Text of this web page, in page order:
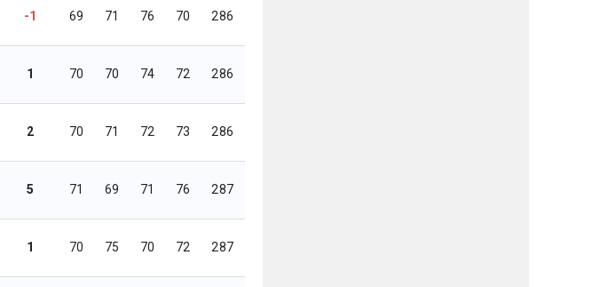
-1 69 71 76 70 286
1 70 70 74 72 286
2 70 71 72 73 286
5 71 69 71 76 287
1 70 75 70 72 287